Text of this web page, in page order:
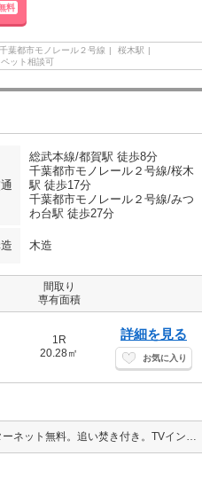
料
千葉都市モノレール２号線
桜木駅
ペット相談可
総武本線/都賀駅 徒歩8分
千葉都市モノレール２号線/桜木
駅 徒歩17分
千葉都市モノレール２号線/みつ
わ台駅 徒歩27分
木造
間取り
専有面積
1R
20.28㎡
詳細を見る
お気に入り
◇LINE、クレジット、オンライン対応◇エイブルNW四街道店 インターネット無料。追い焚き付き。TVインターホン付き。